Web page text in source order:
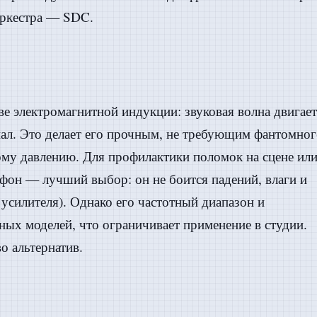
— SDC.
индукции: звуковая волна двигает
Это делает его прочным, не требующим
давлению. Для профилактики поломок на сцене
— лучший выбор: он не боится падений, влаги и
Однако его частотный диапазон и
моделей, что ограничивает применение в студии.